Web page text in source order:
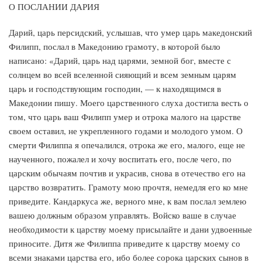
О ПОСЛАНИИ ДАРИЯ
Дарий, царь персидский, услышав, что умер царь македонский
Филипп, послал в Македонию грамоту, в которой было
написано: «Дарий, царь над царями, земной бог, вместе с
солнцем во всей вселенной сияющий и всем земным царям
царь и господствующим господин, — к находящимся в
Македонии пишу. Моего царственного слуха достигла весть о
том, что царь ваш Филипп умер и отрока малого на царстве
своем оставил, не укрепленного годами и молодого умом. О
смерти Филиппа я опечалился, отрока же его, малого, еще не
наученного, пожалел и хочу воспитать его, после чего, по
царским обычаям почтив и украсив, снова в отечество его на
царство возвратить. Грамоту мою прочтя, немедля его ко мне
приведите. Кандаркуса же, верного мне, к вам послал землею
вашею должным образом управлять. Войско ваше в случае
необходимости к царству моему присылайте и дани удвоенные
приносите. Дитя же Филиппа приведите к царству моему со
всеми знаками царства его, ибо более сорока царских сынов в